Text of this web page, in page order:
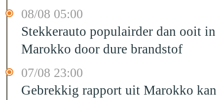
08/08 05:00
Stekkerauto populairder dan ooit in
Marokko door dure brandstof
07/08 23:00
Gebrekkig rapport uit Marokko kan